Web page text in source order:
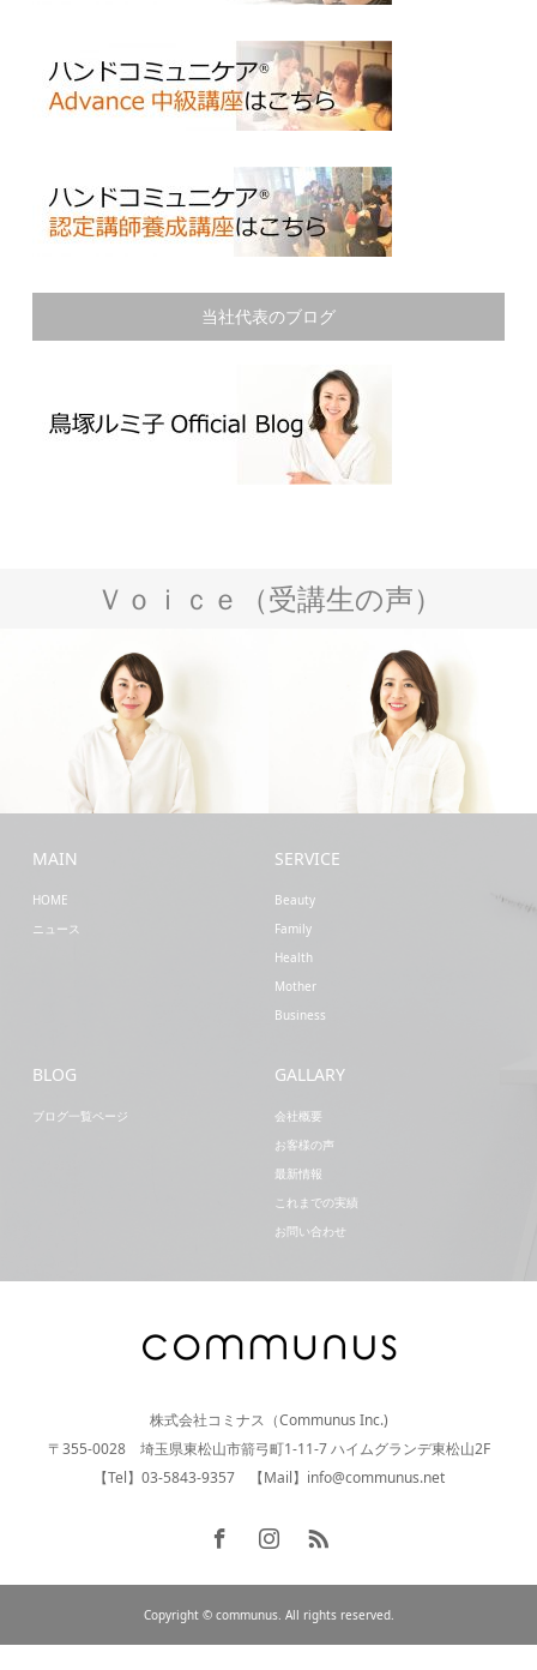
当社代表のブログ
Ｖｏｉｃｅ（受講生の声）
MAIN
HOME
ニュース
SERVICE
Beauty
Family
Health
Mother
Business
BLOG
ブログ一覧ページ
GALLARY
会社概要
お客様の声
最新情報
これまでの実績
お問い合わせ
株式会社コミナス（Communus Inc.)
〒355-0028 埼玉県東松山市箭弓町1-11-7 ハイムグランデ東松山2F
【Tel】03-5843-9357 【Mail】info@communus.net
Copyright © communus. All rights reserved.